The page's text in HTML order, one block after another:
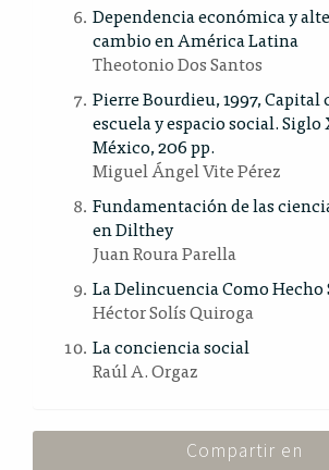
Dependencia económica y
cambio en América Latina
Theotonio Dos Santos
Pierre Bourdieu, 1997,
escuela y espacio social.
México, 206 pp.
Miguel Ángel Vite Pérez
Fundamentación de las
en Dilthey
Juan Roura Parella
La Delincuencia Como Hecho
Héctor Solís Quiroga
La conciencia social
Raúl A. Orgaz
Compartir en